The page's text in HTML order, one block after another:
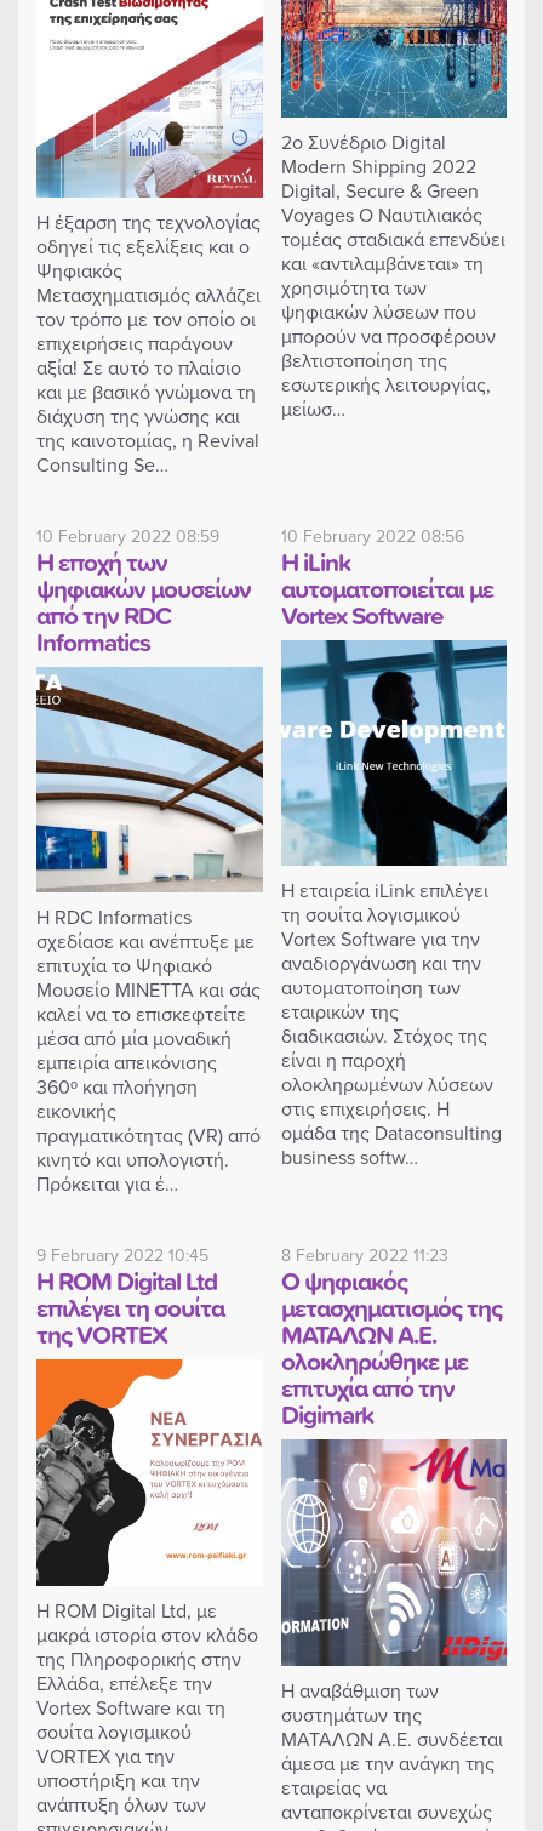
Η έξαρση της τεχνολογίας
οδηγεί τις εξελίξεις και ο
Ψηφιακός
Μετασχηματισμός αλλάζει
τον τρόπο με τον οποίο οι
επιχειρήσεις παράγουν
αξία! Σε αυτό το πλαίσιο
και με βασικό γνώμονα τη
διάχυση της γνώσης και
της καινοτομίας, η Revival
Consulting Se…
2ο Συνέδριο Digital
Modern Shipping 2022
Digital, Secure & Green
Voyages Ο Ναυτιλιακός
τομέας σταδιακά επενδύει
και «αντιλαμβάνεται» τη
χρησιμότητα των
ψηφιακών λύσεων που
μπορούν να προσφέρουν
βελτιστοποίηση της
εσωτερικής λειτουργίας,
μείωσ…
10 February 2022 08:59
Η εποχή των
ψηφιακών μουσείων
από την RDC
Informatics
H RDC Informatics
σχεδίασε και ανέπτυξε με
επιτυχία το Ψηφιακό
Μουσείο ΜΙΝΕΤΤΑ και σάς
καλεί να το επισκεφτείτε
μέσα από μία μοναδική
εμπειρία απεικόνισης
360ᵒ και πλοήγηση
εικονικής
πραγματικότητας (VR) από
κινητό και υπολογιστή.
Πρόκειται για έ…
10 February 2022 08:56
Η iLink
αυτοματοποιείται με
Vortex Software
Η εταιρεία iLink επιλέγει
τη σουίτα λογισμικού
Vortex Software για την
αναδιοργάνωση και την
αυτοματοποίηση των
εταιρικών της
διαδικασιών. Στόχος της
είναι η παροχή
ολοκληρωμένων λύσεων
στις επιχειρήσεις. Η
ομάδα της Dataconsulting
business softw…
9 February 2022 10:45
Η ROM Digital Ltd
επιλέγει τη σουίτα
της VORTEX
Η ROM Digital Ltd, με
μακρά ιστορία στον κλάδο
της Πληροφορικής στην
Ελλάδα, επέλεξε την
Vortex Software και τη
σουίτα λογισμικού
VORTEX για την
υποστήριξη και την
ανάπτυξη όλων των
8 February 2022 11:23
Ο ψηφιακός
μετασχηματισμός της
ΜΑΤΑΛΩΝ Α.Ε.
ολοκληρώθηκε με
επιτυχία από την
Digimark
Η αναβάθμιση των
συστημάτων της
ΜΑΤΑΛΩΝ Α.Ε. συνδέεται
άμεσα με την ανάγκη της
εταιρείας να
ανταποκρίνεται συνεχώς